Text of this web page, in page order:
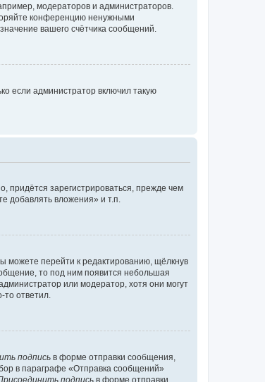
модераторов и администраторов.
конференцию ненужными
вашего счётчика сообщений.
если администратор включил такую
зарегистрироваться, прежде чем
добавлять вложения» и т.п.
можете перейти к редактированию, щёлкнув
то под ним появится небольшая
или модератор, хотя они могут
то ответил.
подпись в форме отправки сообщения,
в параграфе «Отправка сообщений»
подпись в форме отправки